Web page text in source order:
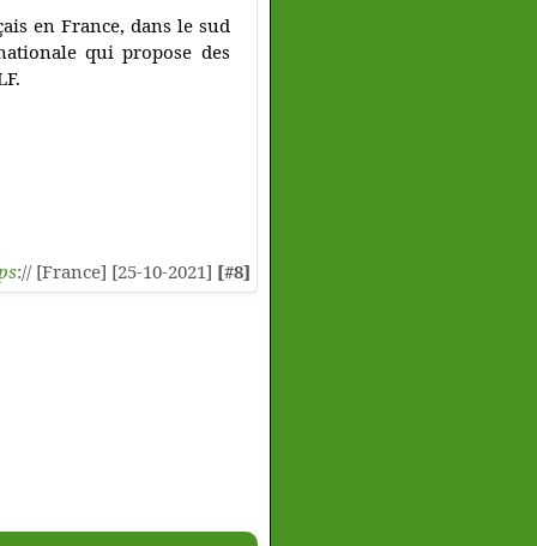
en France, dans le sud
qui propose des
:// [France] [25-10-2021] [#8]